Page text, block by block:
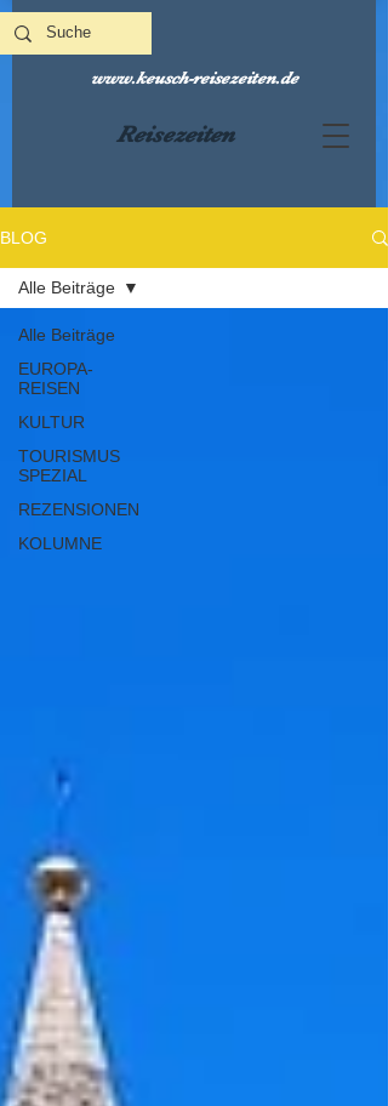
Reisezeiten
www.keusch-reisezeiten.de
BLOG
Alle Beiträge
EUROPA-
REISEN
KULTUR
TOURISMUS
SPEZIAL
REZENSIONEN
KOLUMNE
Alle Beiträge